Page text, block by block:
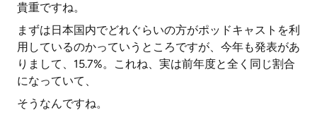
貴重ですね。
まずは日本国内でどれぐらいの方がポッドキャストを利
用しているのかっていうところですが、今年も発表があ
りまして、15.7%。これね、実は前年度と全く同じ割合
になっていて、
そうなんですね。